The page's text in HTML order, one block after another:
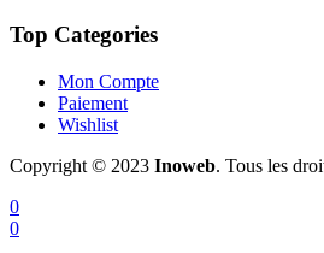
Top Categories
Mon Compte
Paiement
Wishlist
Copyright © 2023 Inoweb. Tous les
0
0